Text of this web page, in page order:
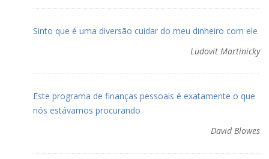
Sinto que é uma diversão cuidar do meu dinheiro com ele
Ludovit Martinicky
Este programa de finanças pessoais é exatamente o que
nós estávamos procurando
David Blowes